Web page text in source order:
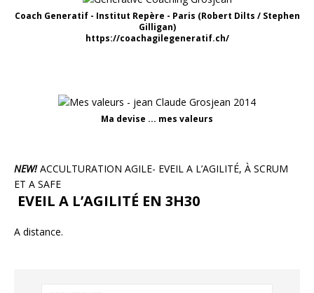
Coach Generatif - Institut Repère - Paris (Robert Dilts / Stephen
Gilligan)
https://coachagilegeneratif.ch/
Ma devise ... mes valeurs
NEW!ACCULTURATION AGILE- EVEIL A L’AGILITÉ, À SCRUM
ET A SAFE
EVEIL A L’AGILITÉ EN 3H30
A distance.